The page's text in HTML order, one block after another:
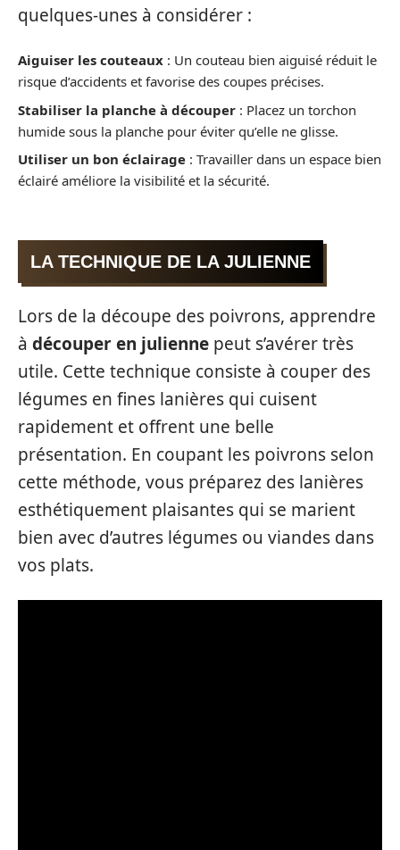
quelques-unes à considérer :
Aiguiser les couteaux : Un couteau bien aiguisé réduit le
risque d’accidents et favorise des coupes précises.
Stabiliser la planche à découper : Placez un torchon
humide sous la planche pour éviter qu’elle ne glisse.
Utiliser un bon éclairage : Travailler dans un espace bien
éclairé améliore la visibilité et la sécurité.
LA TECHNIQUE DE LA JULIENNE
Lors de la découpe des poivrons, apprendre
à découper en julienne peut s’avérer très
utile. Cette technique consiste à couper des
légumes en fines lanières qui cuisent
rapidement et offrent une belle
présentation. En coupant les poivrons selon
cette méthode, vous préparez des lanières
esthétiquement plaisantes qui se marient
bien avec d’autres légumes ou viandes dans
vos plats.